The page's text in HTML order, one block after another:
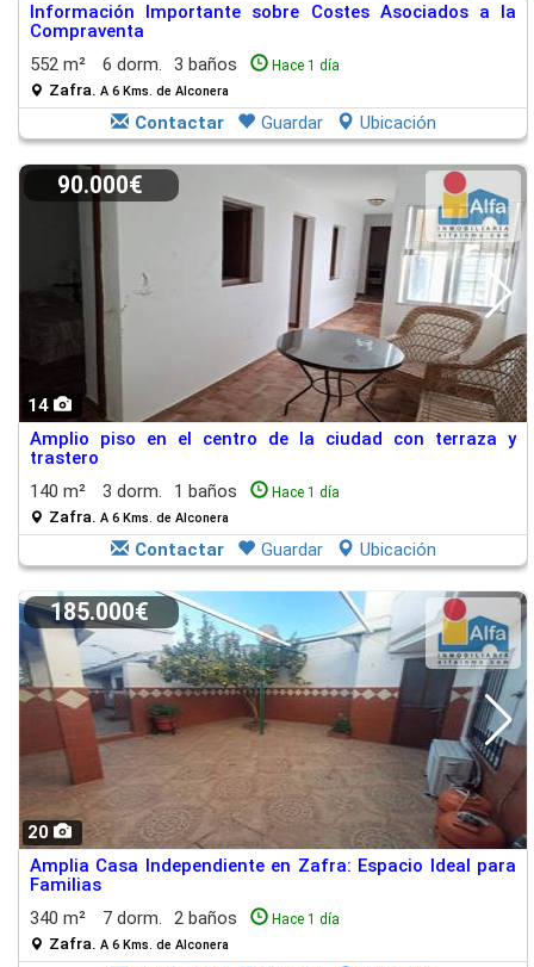
Información Importante sobre Costes Asociados a la
Compraventa
552 m²
6 dorm. 3 baños Hace 1 día
Zafra. A 6 Kms. de Alconera
Contactar Guardar Ubicación
14
90.000€
Amplio piso en el centro de la ciudad con terraza y
trastero
140 m²
3 dorm. 1 baños Hace 1 día
Zafra. A 6 Kms. de Alconera
Contactar Guardar Ubicación
20
185.000€
Amplia Casa Independiente en Zafra: Espacio Ideal para
Familias
340 m²
7 dorm. 2 baños Hace 1 día
Zafra. A 6 Kms. de Alconera